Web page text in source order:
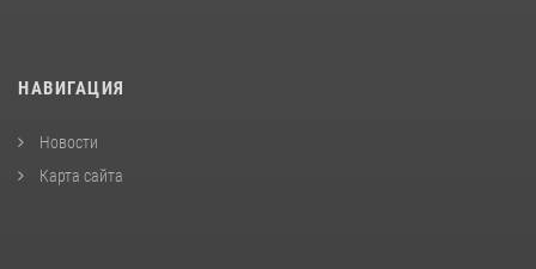
НАВИГАЦИЯ
Новости
Карта сайта